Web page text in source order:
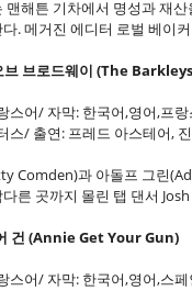
맨해튼 기차에서 명성과 재
.메거진 에디터 로벌 베이
브 브로드웨이 (The
스어/ 자막: 한국어,영어,프
스/ 출연: 프레드 아스테어,
Comden)과 아돌프 그린
른 곳까지 몰린 탭 댄서
건 (Annie Get Your Gun)
스어/ 자막: 한국어,영어,스